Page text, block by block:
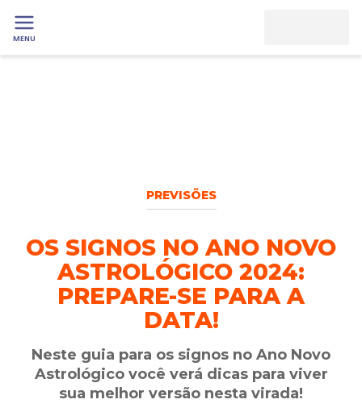
MENU
PREVISÕES
OS SIGNOS NO ANO NOVO
ASTROLÓGICO 2024:
PREPARE-SE PARA A
DATA!
Neste guia para os signos no Ano Novo
Astrológico você verá dicas para viver
sua melhor versão nesta virada!